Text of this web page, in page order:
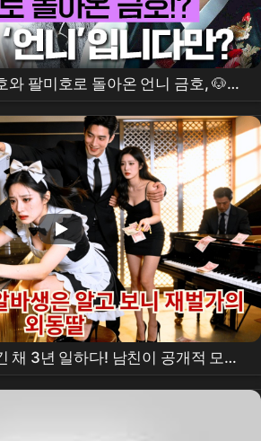
와 팔미호로 돌아온 언니 금호, 🐶크
자매가 다시 만났다!?🔥 #오늘부터
크랩zip #notailtotell #SBSdrama
채 3년 일하다! 남친이 공개적 모욕
스로이스 한 줄을 보내 나를 맞으러